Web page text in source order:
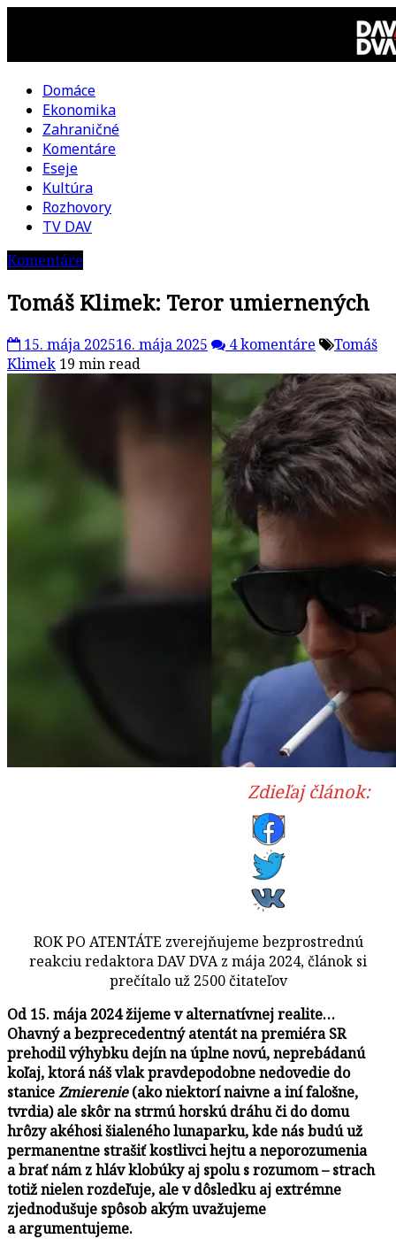
DAV
DVA
kultúrno-
politická
revue
Domáce
Ekonomika
Zahraničné
Komentáre
Eseje
Kultúra
Rozhovory
TV DAV
Komentáre
Tomáš Klimek: Teror umiernených
15. mája 202516. mája 2025 4 komentáre
Tomáš
Klimek 19 min read
Zdieľaj článok:
ROK PO ATENTÁTE zverejňujeme bezprostrednú
reakciu redaktora DAV DVA z mája 2024, článok si
prečítalo už 2500 čitateľov
Od 15. mája 2024 žijeme v alternatívnej realite…
Ohavný a bezprecedentný atentát na premiéra SR
prehodil výhybku dejín na úplne novú, neprebádanú
koľaj, ktorá náš vlak pravdepodobne nedovedie do
staniceZmierenie(ako niektorí naivne a iní falošne,
tvrdia) ale skôr na strmú horskú dráhu či do domu
hrôzy akéhosi šialeného lunaparku, kde nás budú už
permanentne strašiť kostlivci hejtu a neporozumenia
a brať nám z hláv klobúky aj spolu s rozumom – strach
totiž nielen rozdeľuje, ale v dôsledku aj extrémne
zjednodušuje spôsob akým uvažujeme
a argumentujeme.